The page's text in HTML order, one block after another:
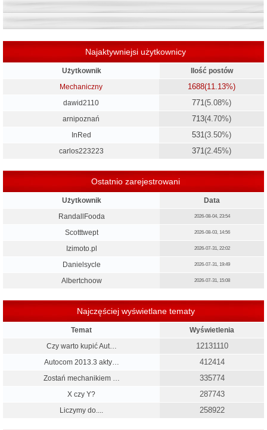
Najaktywniejsi użytkownicy
Użytkownik
Ilość postów
Mechaniczny
1688(11.13%)
dawid2110 771(5.08%)
arnipoznań 713(4.70%)
InRed 531(3.50%)
carlos223223 371(2.45%)
Ostatnio zarejestrowani
Użytkownik
Data
RandallFooda
2026-08-04, 23:54
Scotttwept 2026-08-03, 14:56
Izimoto.pl 2026-07-31, 22:02
Danielsycle 2026-07-31, 19:49
Albertchoow 2026-07-31, 15:08
Najczęściej wyświetlane tematy
Temat
Wyświetlenia
Czy warto kupić Aut…
12131110
Autocom 2013.3 akty… 412414
Zostań mechanikiem … 335774
X czy Y? 287743
Liczymy do.... 258922